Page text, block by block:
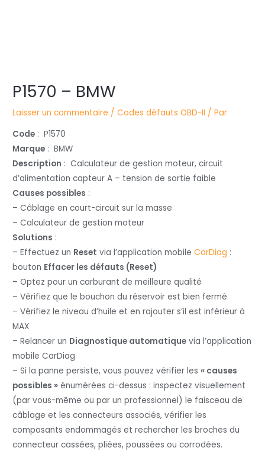
P1570 – BMW
Laisser un commentaire /Codes défauts OBD-II / Par
Code : P1570
Marque : BMW
Description : Calculateur de gestion moteur, circuit
d’alimentation capteur A – tension de sortie faible
Causes possibles :
– Câblage en court-circuit sur la masse
– Calculateur de gestion moteur
Solutions :
– Effectuez un Reset via l’application mobileCarDiag :
bouton Effacer les défauts (Reset)
– Optez pour un carburant de meilleure qualité
– Vérifiez que le bouchon du réservoir est bien fermé
– Vérifiez le niveau d’huile et en rajouter s’il est inférieur à
MAX
– Relancer un Diagnostique automatique via l’application
mobile CarDiag
– Si la panne persiste, vous pouvez vérifier les« causes
possibles » énumérées ci-dessus : inspectez visuellement
(par vous-même ou par un professionnel) le faisceau de
câblage et les connecteurs associés, vérifier les
composants endommagés et rechercher les broches du
connecteur cassées, pliées, poussées ou corrodées.
des
articles